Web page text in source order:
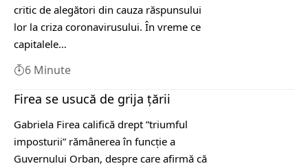
critic de alegători din cauza răspunsului
lor la criza coronavirusului. În vreme ce
capitalele…
6 Minute
Firea se usucă de grija țării
Gabriela Firea califică drept ”triumful
imposturii” rămânerea în funcţie a
Guvernului Orban, despre care afirmă că